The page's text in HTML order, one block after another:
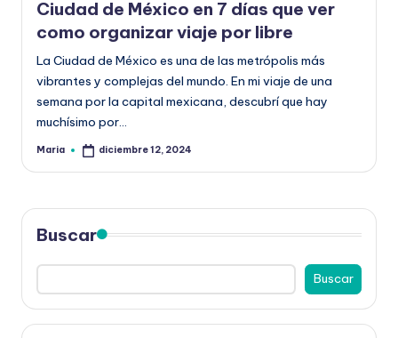
Ciudad de México en 7 días que ver
como organizar viaje por libre
La Ciudad de México es una de las metrópolis más
vibrantes y complejas del mundo. En mi viaje de una
semana por la capital mexicana, descubrí que hay
muchísimo por…
Publicado
Maria diciembre 12, 2024
Buscar
Buscar